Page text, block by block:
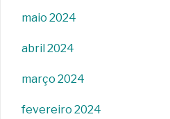
maio 2024
abril 2024
março 2024
fevereiro 2024